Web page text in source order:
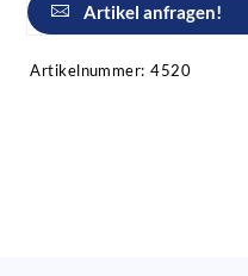
Artikel anfragen!
Artikelnummer: 4520